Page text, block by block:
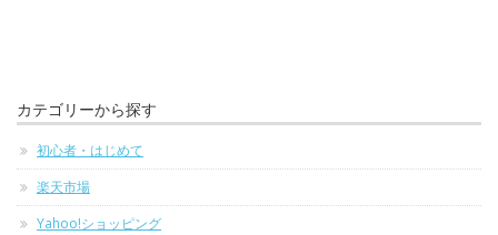
カテゴリーから探す
初心者・はじめて
楽天市場
Yahoo!ショッピング